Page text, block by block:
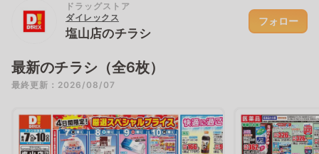
ドラッグストア
ダイレックス
塩山店のチラシ
フォロー
最新のチラシ（全6枚）
最終更新：2026/08/07